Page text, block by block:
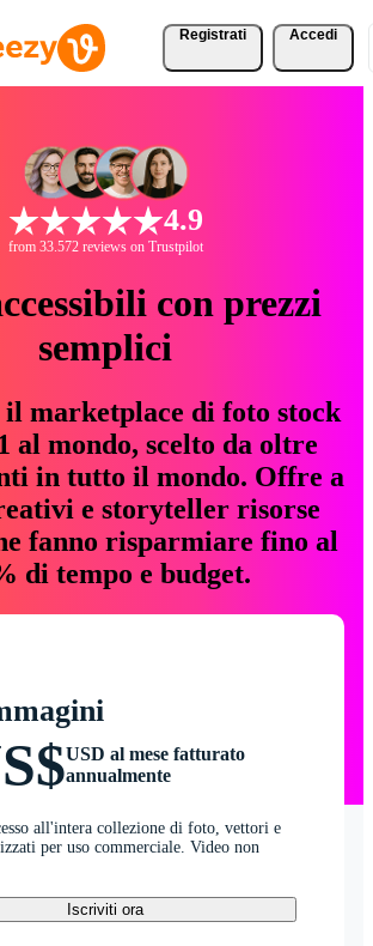
Registrati Accedi
4.9
from 33.572 reviews on Trustpilot
con prezzi
semplici
il marketplace di foto stock
al mondo, scelto da oltre
in tutto il mondo. Offre a
e storyteller risorse
fanno risparmiare fino al
di tempo e budget.
USD al mese fatturato
annualmente
all'intera collezione di foto, vettori e
per uso commerciale. Video non
Iscriviti ora